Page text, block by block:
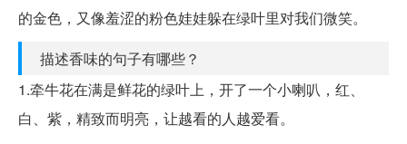
的金色，又像羞涩的粉色娃娃躲在绿叶里对我们微笑。
描述香味的句子有哪些？
1.牵牛花在满是鲜花的绿叶上，开了一个小喇叭，红、
白、紫，精致而明亮，让越看的人越爱看。